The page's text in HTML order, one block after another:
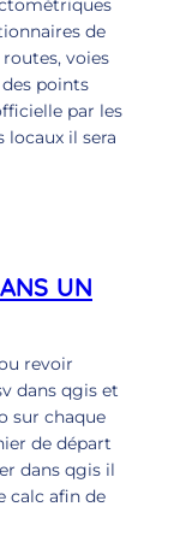
de
routes, voies
des points
par les
locaux il sera
UN
revoir
dans qgis et
sur chaque
de départ
dans qgis il
calc afin de